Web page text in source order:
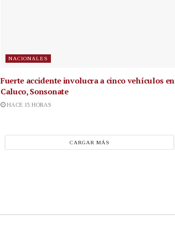
NACIONALES
Fuerte accidente involucra a cinco vehículos en
Caluco, Sonsonate
HACE 15 HORAS
CARGAR MÁS